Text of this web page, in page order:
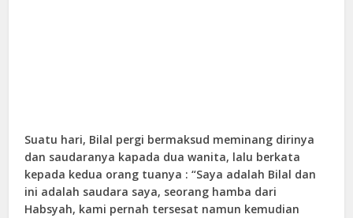
Suatu hari, Bilal pergi bermaksud meminang dirinya
dan saudaranya kapada dua wanita, lalu berkata
kepada kedua orang tuanya : “Saya adalah Bilal dan
ini adalah saudara saya, seorang hamba dari
Habsyah, kami pernah tersesat namun kemudian